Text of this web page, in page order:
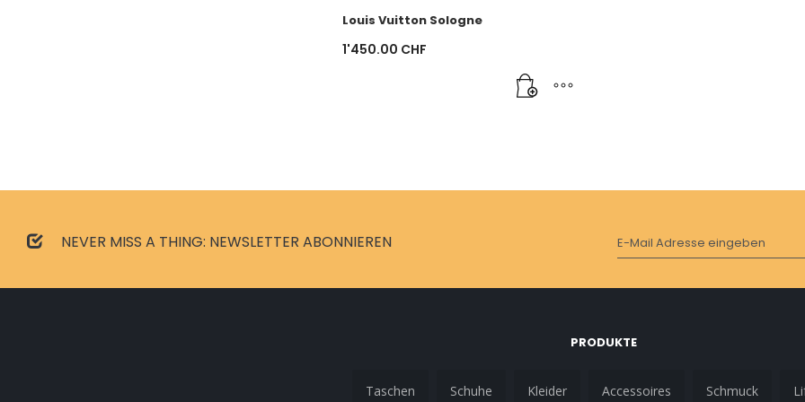
Louis Vuitton Sologne
1'450.00 CHF
NEVER MISS A THING: NEWSLETTER ABONNIEREN E-Mail Adresse eingeben
PRODUKTE
Taschen Schuhe Kleider Accessoires Schmuck